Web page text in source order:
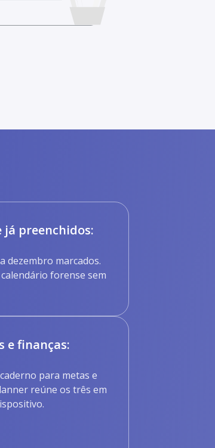
já preenchidos:
dezembro marcados.
forense sem
e finanças:
para metas e
reúne os três em